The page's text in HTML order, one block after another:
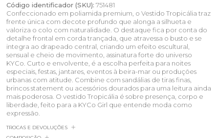
Código identificador (SKU): 751481
Confeccionado em poliamida premium, o Vestido Tropicália traz
frente única com decote profundo que alonga a silhueta e
valoriza o colo com naturalidade. O destaque fica por conta do
detalhe frontal em corda trançada, que atravessa o busto e se
integra ao drapeado central, criando um efeito escultural,
sensual e cheio de movimento, assinatura forte do universo
KYCo. Curto e envolvente, é a escolha perfeita para noites
especiais, festas, jantares, eventos à beira-mar ou produções
urbanas com atitude. Combine com sandálias de tiras finas,
brincos statement ou acessórios dourados para uma leitura ainda
mais poderosa. O vestido Tropicália é sobre presença, corpo e
liberdade, feito para a KYCo Girl que entende moda como
expressão.
TROCAS E DEVOLUÇÕES